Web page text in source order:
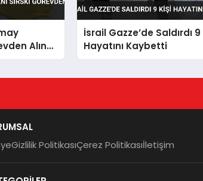
Alındı
İsrail Gazze’de Saldırdı 9
Hayatını Kaybetti
Gizlilik PolitikasıÇerez Politikasıİletişim